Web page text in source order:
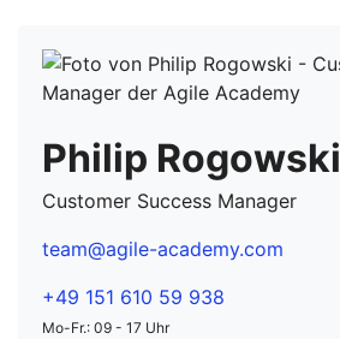
Philip Rogowski
Customer Success Manager
team@agile-academy.com
+49 151 610 59 938
Mo-Fr.: 09 - 17 Uhr